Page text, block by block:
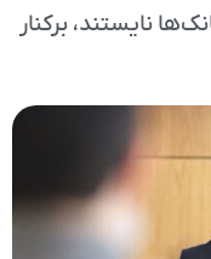
نایستند، برکنار